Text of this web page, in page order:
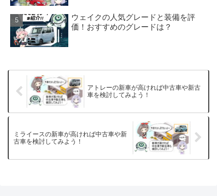
ウェイクの人気グレードと装備を評
価！おすすめのグレードは？
アトレーの新車が高ければ中古車や新古
車を検討してみよう！
ミライースの新車が高ければ中古車や新
古車を検討してみよう！